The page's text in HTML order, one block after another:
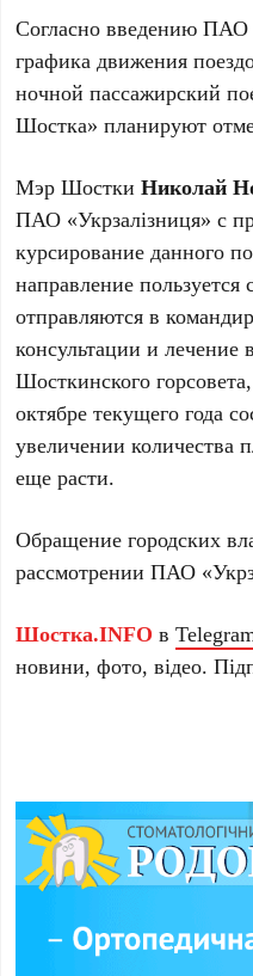
Согласно введению ПАО
графика движения
ночной пассажирский
Шостка» планируют
Мэр ШосткиНиколай
ПАО «Укрзалізниця» с
курсирование данного
направление
отправляются в
консультации и
Шосткинского
октябре текущего года
увеличении количества
еще расти.
Обращение городских
рассмотрении ПАО
Шостка.INFO в
новини, фото, відео.